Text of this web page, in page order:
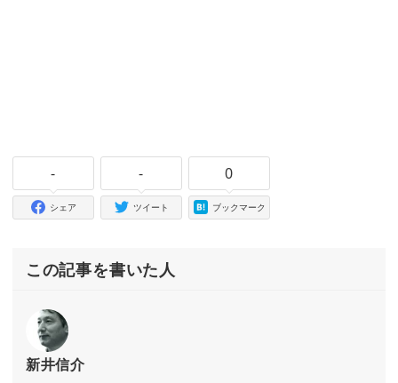
-
シェア
-
ツイート
0
ブックマーク
この記事を書いた人
新井信介